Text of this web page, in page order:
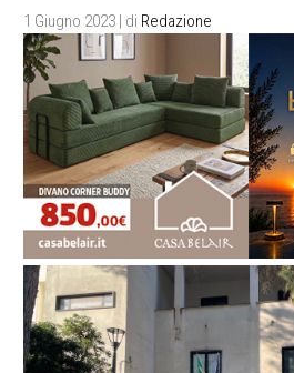
1 Giugno 2023 | di Redazione